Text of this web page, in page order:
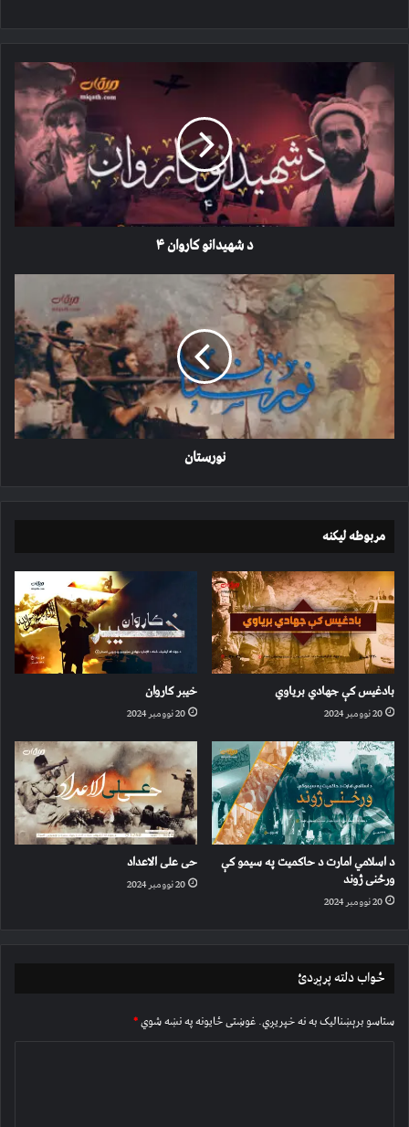
شهیدانو
کاروان
۴
د شهیدانو کاروان ۴
نورستان
مربوطه لیکنه
بادغیس کې جهادي بریاوي
20 نوومبر 2024
خیبر کاروان
20 نوومبر 2024
د اسلامي امارت د حاکمیت په سیمو کې
ورځنی ژوند
20 نوومبر 2024
حی علی الاعداد
20 نوومبر 2024
ځواب دلته پرېږدئ
ستاسو برېښناليک به نه خپريږي.غوښتى ځایونه په نښه شوي*